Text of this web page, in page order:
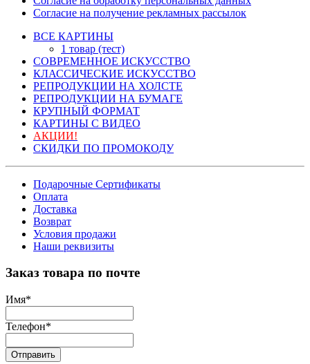
Согласие на получение рекламных рассылок
ВСЕ КАРТИНЫ
1 товар (тест)
СОВРЕМЕННОЕ ИСКУССТВО
КЛАССИЧЕСКИЕ ИСКУССТВО
РЕПРОДУКЦИИ НА ХОЛСТЕ
РЕПРОДУКЦИИ НА БУМАГЕ
КРУПНЫЙ ФОРМАТ
КАРТИНЫ С ВИДЕО
АКЦИИ!
СКИДКИ ПО ПРОМОКОДУ
Подарочные Сертификаты
Оплата
Доставка
Возврат
Условия продажи
Наши реквизиты
Заказ товара по почте
Имя*
Телефон*
Отправить